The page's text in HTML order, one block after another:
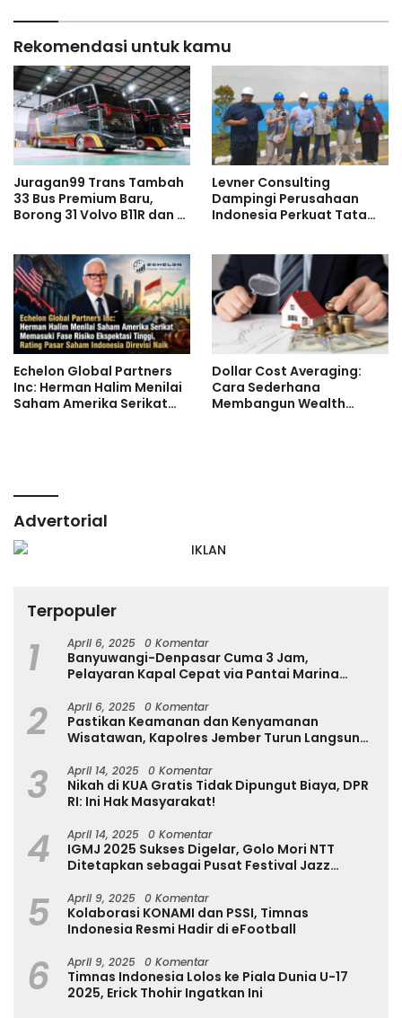
Rekomendasi untuk kamu
Juragan99 Trans Tambah
33 Bus Premium Baru,
Borong 31 Volvo B11R dan 2
Levner Consulting
Dampingi Perusahaan
Indonesia Perkuat Tata
Echelon Global Partners
Inc: Herman Halim Menilai
Saham Amerika Serikat
Dollar Cost Averaging:
Cara Sederhana
Membangun Wealth
Advertorial
Terpopuler
1 April 6, 2025 0 Komentar
Banyuwangi-Denpasar Cuma 3 Jam,
Pelayaran Kapal Cepat via Pantai Marina
2 April 6, 2025 0 Komentar
Pastikan Keamanan dan Kenyamanan
Wisatawan, Kapolres Jember Turun Langsung
3 April 14, 2025 0 Komentar
Nikah di KUA Gratis Tidak Dipungut Biaya, DPR
RI: Ini Hak Masyarakat!
4 April 14, 2025 0 Komentar
IGMJ 2025 Sukses Digelar, Golo Mori NTT
Ditetapkan sebagai Pusat Festival Jazz
5 April 9, 2025 0 Komentar
Kolaborasi KONAMI dan PSSI, Timnas
Indonesia Resmi Hadir di eFootball
6 April 9, 2025 0 Komentar
Timnas Indonesia Lolos ke Piala Dunia U-17
2025, Erick Thohir Ingatkan Ini